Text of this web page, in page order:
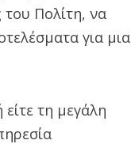
του Πολίτη, να
για μια
τη μεγάλη